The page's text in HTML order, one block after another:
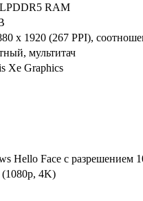
RAM
x 1920 (267 PPI),
мультитач
Xe Graphics
Hello Face с разрешением
4K)